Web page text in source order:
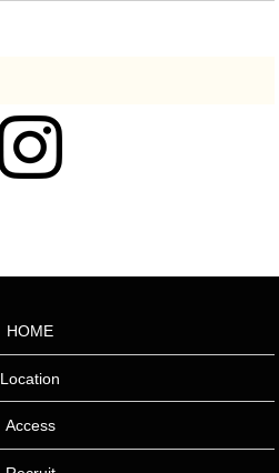
HOME
Location
Access